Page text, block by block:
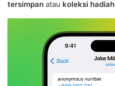
tersimpan atau koleksi hadiah